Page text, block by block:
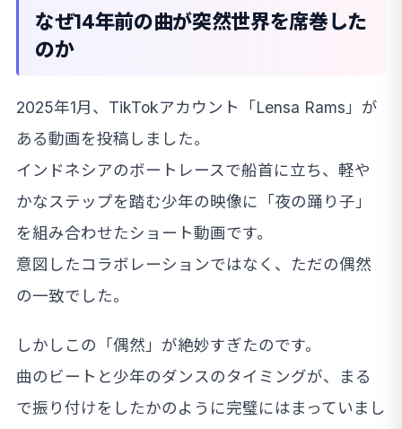
なぜ14年前の曲が突然世界を席巻した
のか
2025年1月、TikTokアカウント「Lensa Rams」が
ある動画を投稿しました。
インドネシアのボートレースで船首に立ち、軽や
かなステップを踏む少年の映像に「夜の踊り子」
を組み合わせたショート動画です。
意図したコラボレーションではなく、ただの偶然
の一致でした。
しかしこの「偶然」が絶妙すぎたのです。
曲のビートと少年のダンスのタイミングが、まる
で振り付けをしたかのように完璧にはまっていまし